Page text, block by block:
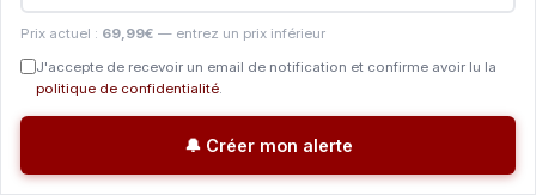
Prix actuel : 69,99€ — entrez un prix inférieur
J'accepte de recevoir un email de notification et confirme avoir lu la
politique de confidentialité.
🔔 Créer mon alerte